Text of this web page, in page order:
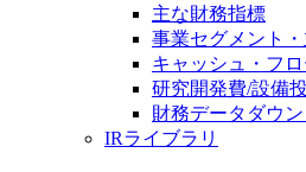
主な財務指標
事業セグメント・
キャッシュ・フ
研究開発費/設備
財務データダウ
IRライブラリ